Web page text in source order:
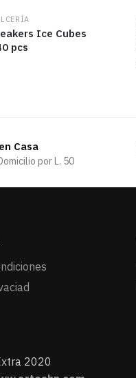
Ice Cubes
pcs
Casa
por L. 50
2020